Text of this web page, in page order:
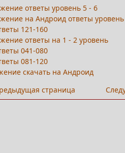
ответы уровень 5 - 6
на Андроид ответы
121-160
ответы на 1 - 2 уровень
041-080
081-120
скачать на Андроид
страница